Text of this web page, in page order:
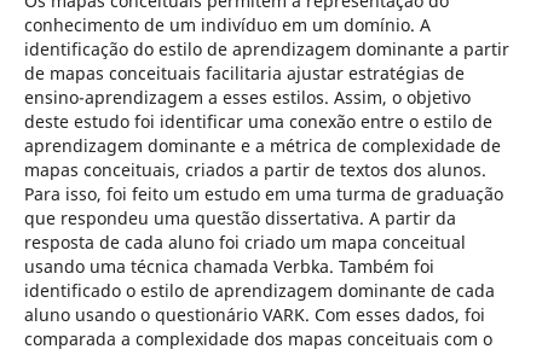
conhecimento de um indivíduo em um domínio. A
identificação do estilo de aprendizagem dominante a partir
de mapas conceituais facilitaria ajustar estratégias de
ensino-aprendizagem a esses estilos. Assim, o objetivo
deste estudo foi identificar uma conexão entre o estilo de
aprendizagem dominante e a métrica de complexidade de
mapas conceituais, criados a partir de textos dos alunos.
Para isso, foi feito um estudo em uma turma de graduação
que respondeu uma questão dissertativa. A partir da
resposta de cada aluno foi criado um mapa conceitual
usando uma técnica chamada Verbka. Também foi
identificado o estilo de aprendizagem dominante de cada
aluno usando o questionário VARK. Com esses dados, foi
comparada a complexidade dos mapas conceituais com o